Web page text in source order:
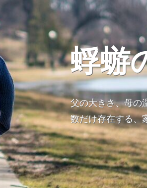
蜉蝣
父の大きさ、母の
数だけ存在する、